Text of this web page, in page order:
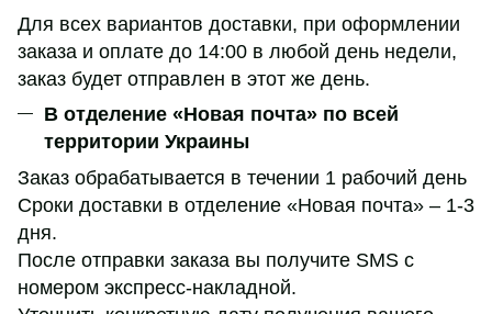
Для всех вариантов доставки, при оформлении
заказа и оплате до 14:00 в любой день недели,
заказ будет отправлен в этот же день.
В отделение «Новая почта» по всей
территории Украины
Заказ обрабатывается в течении 1 рабочий день
Сроки доставки в отделение «Новая почта» – 1-3
дня.
После отправки заказа вы получите SMS с
номером экспресс-накладной.